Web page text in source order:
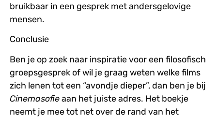
bruikbaar in een gesprek met andersgelovige
mensen.
Conclusie
Ben je op zoek naar inspiratie voor een filosofisch
groepsgesprek of wil je graag weten welke films
zich lenen tot een “avondje dieper”, dan ben je bij
Cinemasofieaan het juiste adres. Het boekje
neemt je mee tot net over de rand van het